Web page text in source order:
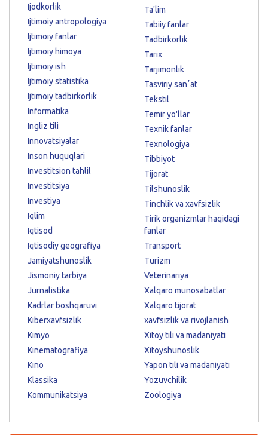
Ijodkorlik
Ijtimoiy antropologiya
Ijtimoiy fanlar
Ijtimoiy himoya
Ijtimoiy ish
Ijtimoiy statistika
Ijtimoiy tadbirkorlik
Informatika
Ingliz tili
Innovatsiyalar
Inson huquqlari
Investitsion tahlil
Investitsiya
Investiya
Iqlim
Iqtisod
Iqtisodiy geografiya
Jamiyatshunoslik
Jismoniy tarbiya
Jurnalistika
Kadrlar boshqaruvi
Kiberxavfsizlik
Kimyo
Kinematografiya
Kino
Klassika
Kommunikatsiya
Ta'lim
Tabiiy fanlar
Tadbirkorlik
Tarix
Tarjimonlik
Tasviriy sanʼat
Tekstil
Temir yo'llar
Texnik fanlar
Texnologiya
Tibbiyot
Tijorat
Tilshunoslik
Tinchlik va xavfsizlik
Tirik organizmlar haqidagi
fanlar
Transport
Turizm
Veterinariya
Xalqaro munosabatlar
Xalqaro tijorat
xavfsizlik va rivojlanish
Xitoy tili va madaniyati
Xitoyshunoslik
Yapon tili va madaniyati
Yozuvchilik
Zoologiya